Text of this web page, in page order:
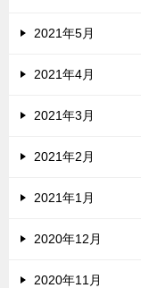
2021年5月
2021年4月
2021年3月
2021年2月
2021年1月
2020年12月
2020年11月